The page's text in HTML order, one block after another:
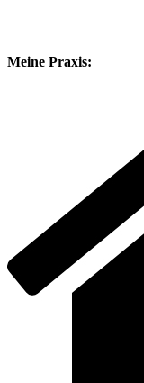
Meine Praxis: